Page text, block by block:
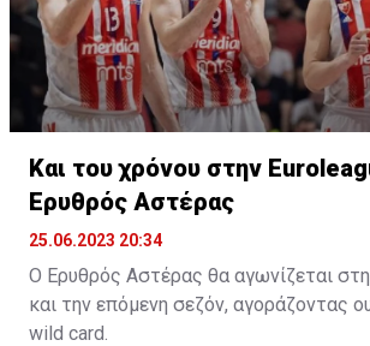
Και του χρόνου στην Euroleague ο
Ερυθρός Αστέρας
25.06.2023 20:34
Ο Ερυθρός Αστέρας θα αγωνίζεται
και την επόμενη σεζόν, αγοράζοντας
wild card.